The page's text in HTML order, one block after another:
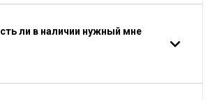
ли в наличии нужный мне